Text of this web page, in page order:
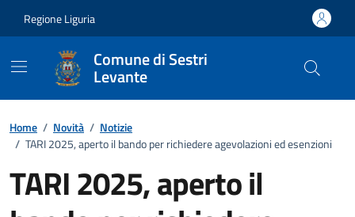
Regione Liguria
Comune di Sestri
Levante
Home / Novità / Notizie
/ TARI 2025, aperto il bando per richiedere agevolazioni ed esenzioni
TARI 2025, aperto il